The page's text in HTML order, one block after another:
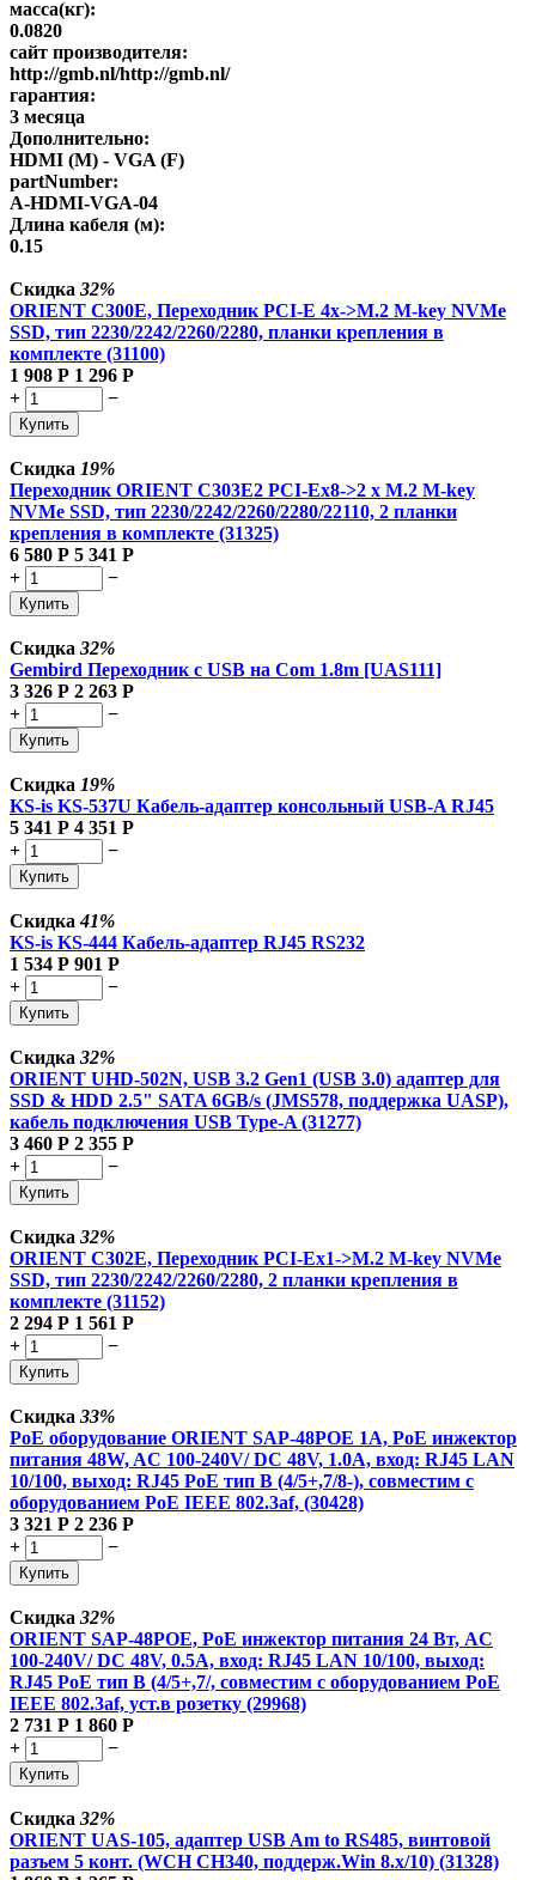
масса(кг):
0.0820
сайт производителя:
http://gmb.nl/http://gmb.nl/
гарантия:
3 месяца
Дополнительно:
HDMI (M) - VGA (F)
partNumber:
A-HDMI-VGA-04
Длина кабеля (м):
0.15
Скидка 32%
ORIENT C300E, Переходник PCI-E 4x->M.2 M-key NVMe
SSD, тип 2230/2242/2260/2280, планки крепления в
комплекте (31100)
1 908 Р 1 296 Р
+
−
Купить
Скидка 19%
Переходник ORIENT C303E2 PCI-Ex8->2 x M.2 M-key
NVMe SSD, тип 2230/2242/2260/2280/22110, 2 планки
крепления в комплекте (31325)
6 580 Р 5 341 Р
+
−
Купить
Скидка 32%
Gembird Переходник с USB на Com 1.8m [UAS111]
3 326 Р 2 263 Р
+
−
Купить
Скидка 19%
KS-is KS-537U Кабель-адаптер консольный USB-A RJ45
5 341 Р 4 351 Р
+
−
Купить
Скидка41%
KS-is KS-444 Кабель-адаптер RJ45 RS232
1 534 Р 901 Р
+
−
Купить
Скидка 32%
ORIENT UHD-502N, USB 3.2 Gen1 (USB 3.0) адаптер для
SSD & HDD 2.5" SATA 6GB/s (JMS578, поддержка UASP),
кабель подключения USB Type-A (31277)
3 460 Р 2 355 Р
+
−
Купить
Скидка 32%
ORIENT C302E, Переходник PCI-Ex1->M.2 M-key NVMe
SSD, тип 2230/2242/2260/2280, 2 планки крепления в
комплекте (31152)
2 294 Р 1 561 Р
+
−
Купить
Скидка 33%
PoE оборудование ORIENT SAP-48POE 1A, PoE инжектор
питания 48W, AC 100-240V/ DC 48V, 1.0A, вход: RJ45 LAN
10/100, выход: RJ45 PoE тип B (4/5+,7/8-), совместим с
оборудованием PoE IEEE 802.3af, (30428)
3 321 Р 2 236 Р
+
−
Купить
Скидка 32%
ORIENT SAP-48POE, PoE инжектор питания 24 Вт, AC
100-240V/ DC 48V, 0.5A, вход: RJ45 LAN 10/100, выход:
RJ45 PoE тип B (4/5+,7/, совместим с оборудованием PoE
IEEE 802.3af, уст.в розетку (29968)
2 731 Р 1 860 Р
+
−
Купить
Скидка 32%
ORIENT UAS-105, адаптер USB Am to RS485, винтовой
разъем 5 конт. (WCH CH340, поддерж.Win 8.x/10) (31328)